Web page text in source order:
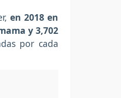
en 2018 en
y 3,702
por cada